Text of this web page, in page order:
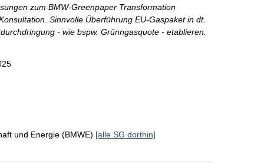
zum BMW-Greenpaper Transformation
Sinnvolle Überführung EU-Gaspaket in dt.
- wie bspw. Grünngasquote - etablieren.
und Energie (BMWE) [alle SG dorthin]